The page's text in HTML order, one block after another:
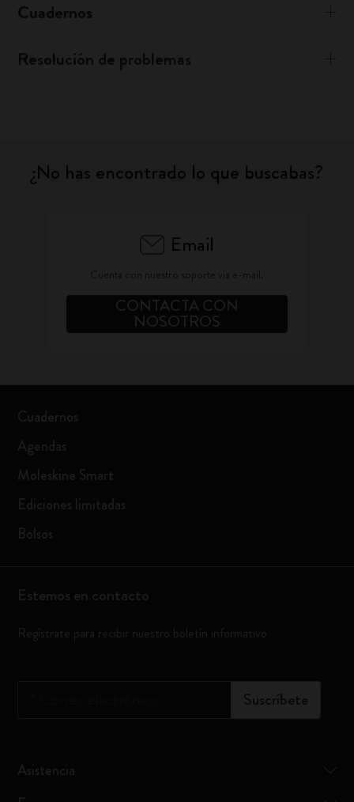
Cuadernos
Resolución de problemas
¿No has encontrado lo que buscabas?
Email
Cuenta con nuestro soporte via e-mail.
CONTACTA CON
NOSOTROS
Cuadernos
Agendas
Moleskine Smart
Ediciones limitadas
Bolsos
Estemos en contacto
Regístrate para recibir nuestro boletín informativo
Suscríbete
Asistencia